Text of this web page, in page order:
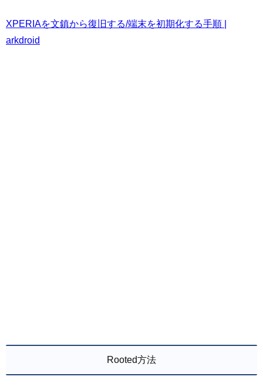
XPERIAを文鎮から復旧する/端末を初期化する手順 |
arkdroid
Rooted方法